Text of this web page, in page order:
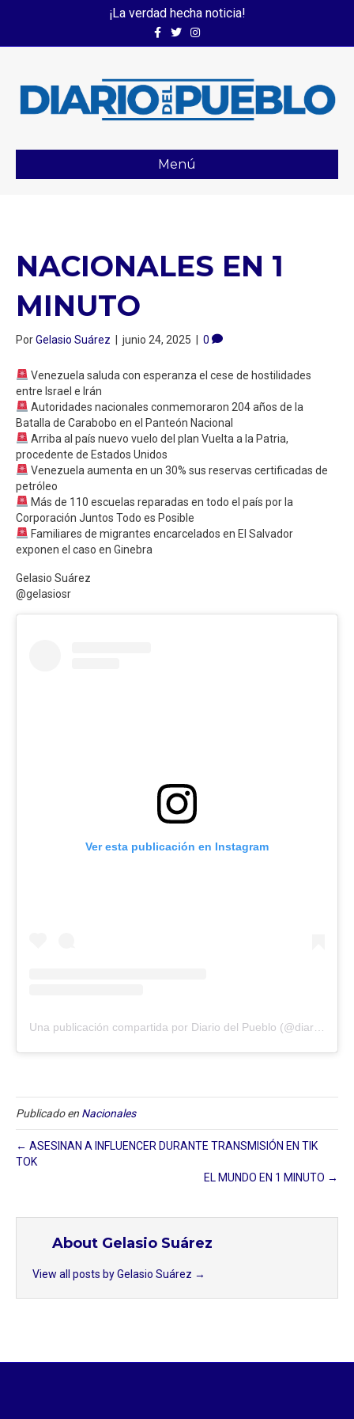
¡La verdad hecha noticia!
FacebookTwitterInstagram
Menú
NACIONALES EN 1
MINUTO
PorGelasio Suárez | junio 24, 2025 | 0
Venezuela saluda con esperanza el cese de hostilidades
entre Israel e Irán
Autoridades nacionales conmemoraron 204 años de la
Batalla de Carabobo en el Panteón Nacional
Arriba al país nuevo vuelo del plan Vuelta a la Patria,
procedente de Estados Unidos
Venezuela aumenta en un 30% sus reservas certificadas de
petróleo
Más de 110 escuelas reparadas en todo el país por la
Corporación Juntos Todo es Posible
Familiares de migrantes encarcelados en El Salvador
exponen el caso en Ginebra
Gelasio Suárez
@gelasiosr
Ver esta publicación en Instagram
Publicado en Nacionales
← ASESINAN A INFLUENCER DURANTE TRANSMISIÓN EN TIK
TOK
EL MUNDO EN 1 MINUTO →
About Gelasio Suárez
View all posts by Gelasio Suárez →